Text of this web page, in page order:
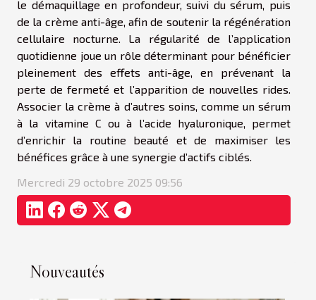
le démaquillage en profondeur, suivi du sérum, puis
de la crème anti-âge, afin de soutenir la régénération
cellulaire nocturne. La régularité de l’application
quotidienne joue un rôle déterminant pour bénéficier
pleinement des effets anti-âge, en prévenant la
perte de fermeté et l’apparition de nouvelles rides.
Associer la crème à d’autres soins, comme un sérum
à la vitamine C ou à l’acide hyaluronique, permet
d’enrichir la routine beauté et de maximiser les
bénéfices grâce à une synergie d’actifs ciblés.
Mercredi 29 octobre 2025 09:56
Nouveautés